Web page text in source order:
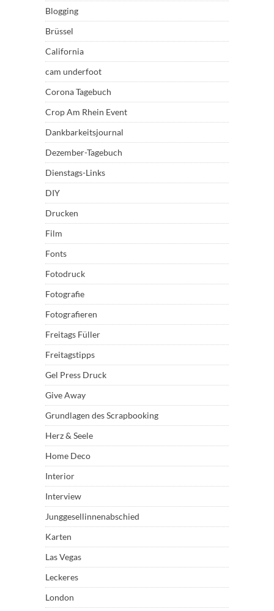
Blogging
Brüssel
California
cam underfoot
Corona Tagebuch
Crop Am Rhein Event
Dankbarkeitsjournal
Dezember-Tagebuch
Dienstags-Links
DIY
Drucken
Film
Fonts
Fotodruck
Fotografie
Fotografieren
Freitags Füller
Freitagstipps
Gel Press Druck
Give Away
Grundlagen des Scrapbooking
Herz & Seele
Home Deco
Interior
Interview
Junggesellinnenabschied
Karten
Las Vegas
Leckeres
London